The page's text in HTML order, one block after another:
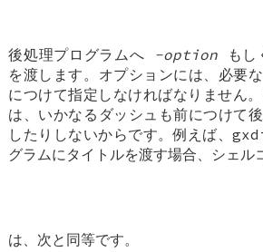
後処理プログラムへ -option もし
を渡します。オプションには、必要
につけて指定しなければなりませ
は、いかなるダッシュも前につけて
したりしないからです。例えば、
グラムにタイトルを渡す場合、シェル
は、次と同等です。